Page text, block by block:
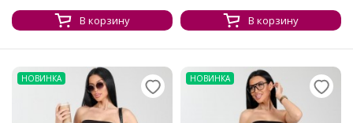
В корзину
В корзину
НОВИНКА НОВИНКА